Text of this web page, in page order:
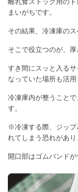
まいがちです。
その結果、冷凍庫の
そこで役立つのが、
すき間にスッと入る
なっていた場所も活用
冷凍庫内が整うこと
す。
※冷凍する際、ジップ
れてしまう恐れがあり
開口部はゴムバンド